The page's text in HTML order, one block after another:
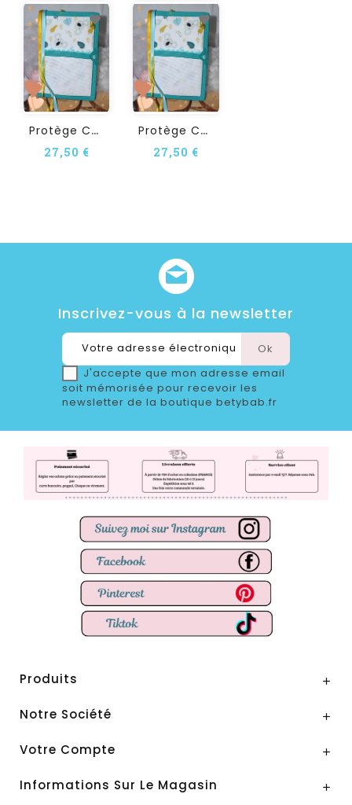
P
Rotège Carnet De Santé À...
27,50 €
P
Rotège Carnet De Santé À...
27,50 €
Inscrivez-vous à la newsletter
J'accepte que mon adresse email
soit mémorisée pour recevoir les
newsletter de la boutique betybab.fr
Produits 
Notre Société 
Votre Compte 
Informations Sur Le Magasin 